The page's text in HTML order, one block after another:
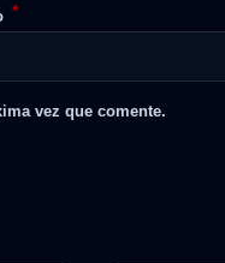
*
vez que comente.